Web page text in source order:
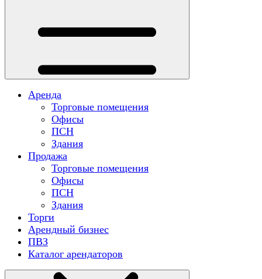
Аренда
Торговые помещения
Офисы
ПСН
Здания
Продажа
Торговые помещения
Офисы
ПСН
Здания
Торги
Арендный бизнес
ПВЗ
Каталог арендаторов